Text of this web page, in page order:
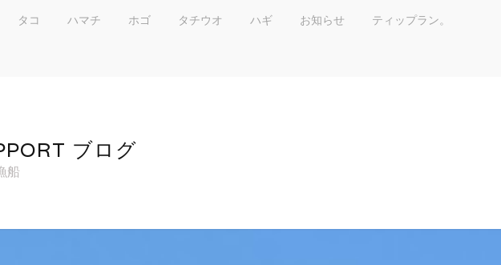
タコ ハマチ ホゴ タチウオ ハギ お知らせ ティップラン。
ブログ
船